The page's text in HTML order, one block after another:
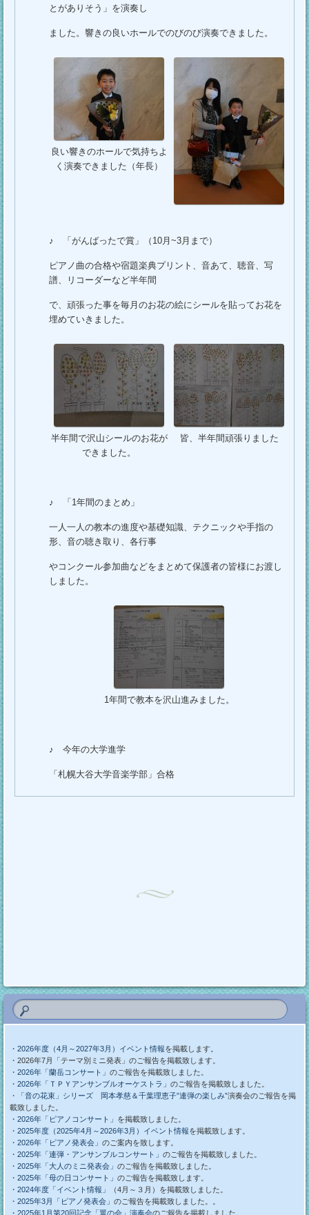
とがありそう」を演奏し
ました。響きの良いホールでのびのび演奏できました。
良い響きのホールで気持ちよ
く演奏できました（年長）
♪ 「がんばったで賞」（10月~3月まで）
ピアノ曲の合格や宿題楽典プリント、音あて、聴音、写
譜、リコーダーなど半年間
で、頑張った事を毎月のお花の絵にシールを貼ってお花を
埋めていきました。
半年間で沢山シールのお花が
できました。
皆、半年間頑張りました
♪ 「1年間のまとめ」
一人一人の教本の進度や基礎知識、テクニックや手指の
形、音の聴き取り、各行事
やコンクール参加曲などをまとめて保護者の皆様にお渡し
しました。
1年間で教本を沢山進みました。
♪ 今年の大学進学
「札幌大谷大学音楽学部」合格
・ 2026年度（4月～2027年3月）イベント情報を掲載します。
・2026年7月「テーマ別ミニ発表」のご報告を掲載致します。
・ 2026年「蘭岳コンサート」 のご報告を掲載致しました。
・ 2026年「ＴＰＹアンサンブルオーケストラ」 のご報告を掲載致しました。
・
「音の花束」シリーズ 岡本孝慈＆千葉理恵子”連弾の楽しみ”演奏会のご報告を掲
載致しました。
・ 2026年「ピアノコンサート」 を掲載致しました。
・2025年度（2025年4月～2026年3月）イベント情報を掲載致します。
・ 2026年「ピアノ発表会」 のご案内を致します。
・ 2025年「連弾・アンサンブルコンサート」 のご報告を掲載致しました。
・ 2025年「大人のミニ発表会」 のご報告を掲載致しました。
・ 2025年「母の日コンサート」 のご報告を掲載致します。
・ 2024年度「イベント情報」
（4月～３月）を掲載致しました。
・ 2025年3月「ピアノ発表会」 のご報告を掲載致しました。。
・ 2025年1月第20回記念「翼の会」演奏会のご報告を掲載しました。